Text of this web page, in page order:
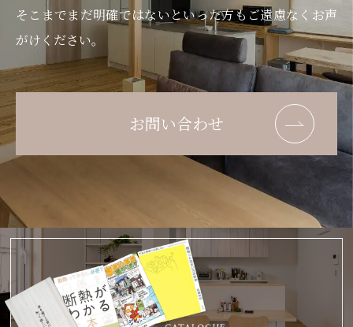
そこまでまだ明確ではないといった方もご遠慮なくお声
がけください。
お問い合わせ